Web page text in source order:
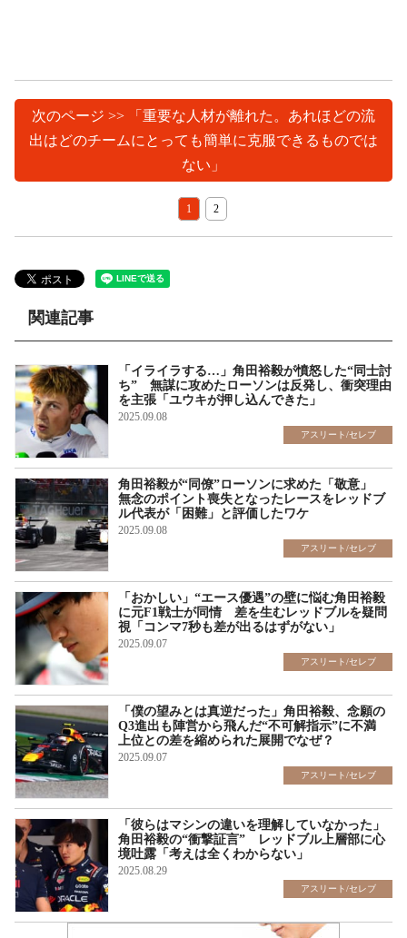
次のページ >> 「重要な人材が離れた。あれほどの流
出はどのチームにとっても簡単に克服できるものでは
ない」
1 2
関連記事
「イライラする…」角田裕毅が憤怒した“同士討
ち” 無謀に攻めたローソンは反発し、衝突理由
を主張「ユウキが押し込んできた」
2025.09.08
アスリート/セレブ
角田裕毅が“同僚”ローソンに求めた「敬意」
無念のポイント喪失となったレースをレッドブ
ル代表が「困難」と評価したワケ
2025.09.08
アスリート/セレブ
「おかしい」“エース優遇”の壁に悩む角田裕毅
に元F1戦士が同情 差を生むレッドブルを疑問
視「コンマ7秒も差が出るはずがない」
2025.09.07
アスリート/セレブ
「僕の望みとは真逆だった」角田裕毅、念願の
Q3進出も陣営から飛んだ“不可解指示”に不満
上位との差を縮められた展開でなぜ？
2025.09.07
アスリート/セレブ
「彼らはマシンの違いを理解していなかった」
角田裕毅の“衝撃証言” レッドブル上層部に心
境吐露「考えは全くわからない」
2025.08.29
アスリート/セレブ